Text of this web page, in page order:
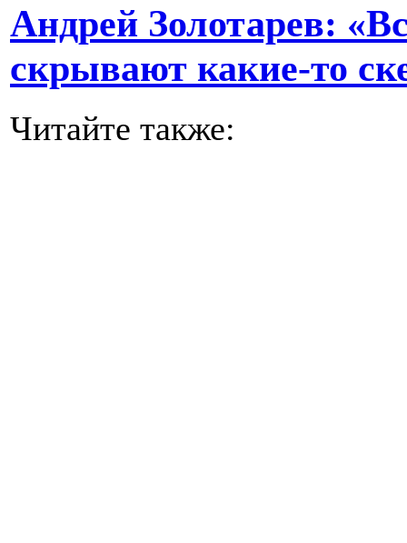
Андрей Золотарев:
скрывают какие-то
Читайте также: